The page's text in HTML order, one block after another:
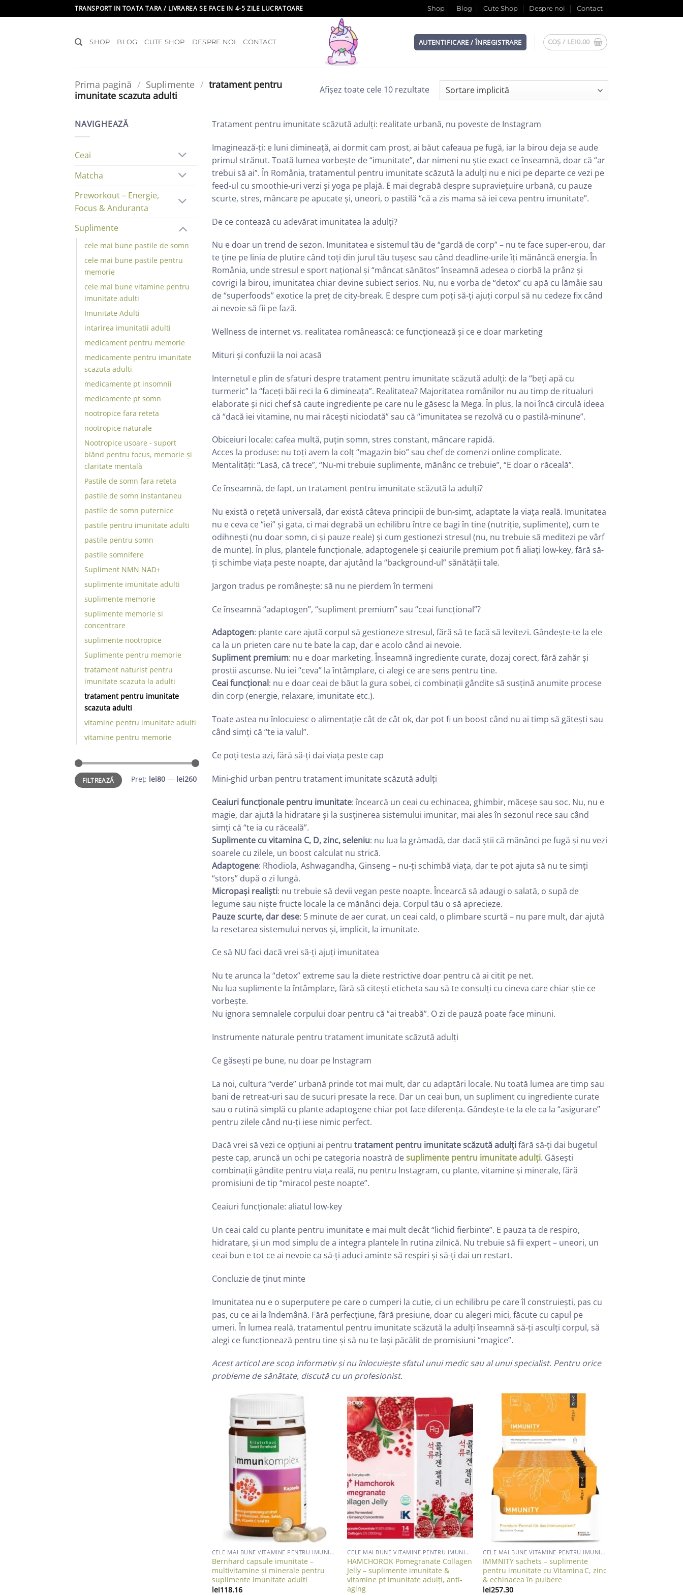
to
TRANSPORT IN TOATA TARA / LIVRAREA SE FACE IN 4-5 ZILE LUCRATOARE Shop Blog Cute Shop Despre noi Contact
SHOP BLOG CUTE SHOP DESPRE NOI CONTACT AUTENTIFICARE / ÎNREGISTRARE COȘ / LEI0.00
Prima pagină / Suplimente / tratament pentru
imunitate scazuta adulti
Afișez toate cele 10 rezultate
NAVIGHEAZĂ
Ceai
Matcha
Preworkout – Energie,
Focus & Anduranta
Suplimente
cele mai bune pastile de somn
cele mai bune pastile pentru
memorie
cele mai bune vitamine pentru
imunitate adulti
Imunitate Adulti
intarirea imunitatii adulti
medicament pentru memorie
medicamente pentru imunitate
scazuta adulti
medicamente pt insomnii
medicamente pt somn
nootropice fara reteta
nootropice naturale
Nootropice usoare - suport
blând pentru focus, memorie și
claritate mentală
Pastile de somn fara reteta
pastile de somn instantaneu
pastile de somn puternice
pastile pentru imunitate adulti
pastile pentru somn
pastile somnifere
Supliment NMN NAD+
suplimente imunitate adulti
suplimente memorie
suplimente memorie si
concentrare
suplimente nootropice
Suplimente pentru memorie
tratament naturist pentru
imunitate scazuta la adulti
tratament pentru imunitate
scazuta adulti
vitamine pentru imunitate adulti
vitamine pentru memorie
Preț
minim
Preț
maxim
FILTREAZĂ Preț: lei80 — lei260
Tratament pentru imunitate scăzută adulți: realitate urbană, nu poveste de Instagram
Imaginează-ți: e luni dimineață, ai dormit cam prost, ai băut cafeaua pe fugă, iar la birou deja se aude
primul strănut. Toată lumea vorbește de “imunitate”, dar nimeni nu știe exact ce înseamnă, doar că “ar
trebui să ai”. În România, tratamentul pentru imunitate scăzută la adulți nu e nici pe departe ce vezi pe
feed-ul cu smoothie-uri verzi și yoga pe plajă. E mai degrabă despre supraviețuire urbană, cu pauze
scurte, stres, mâncare pe apucate și, uneori, o pastilă “că a zis mama să iei ceva pentru imunitate”.
De ce contează cu adevărat imunitatea la adulți?
Nu e doar un trend de sezon. Imunitatea e sistemul tău de “gardă de corp” – nu te face super-erou, dar
te ține pe linia de plutire când toți din jurul tău tușesc sau când deadline-urile îți mănâncă energia. În
România, unde stresul e sport național și “mâncat sănătos” înseamnă adesea o ciorbă la prânz și
covrigi la birou, imunitatea chiar devine subiect serios. Nu, nu e vorba de “detox” cu apă cu lămâie sau
de “superfoods” exotice la preț de city-break. E despre cum poți să-ți ajuți corpul să nu cedeze fix când
ai nevoie să fii pe fază.
Wellness de internet vs. realitatea românească: ce funcționează și ce e doar marketing
Mituri și confuzii la noi acasă
Internetul e plin de sfaturi despre tratament pentru imunitate scăzută adulți: de la “beți apă cu
turmeric” la “faceți băi reci la 6 dimineața”. Realitatea? Majoritatea românilor nu au timp de ritualuri
elaborate și nici chef să caute ingrediente pe care nu le găsesc la Mega. În plus, la noi încă circulă ideea
că “dacă iei vitamine, nu mai răcești niciodată” sau că “imunitatea se rezolvă cu o pastilă-minune”.
Obiceiuri locale: cafea multă, puțin somn, stres constant, mâncare rapidă.
Acces la produse: nu toți avem la colț “magazin bio” sau chef de comenzi online complicate.
Mentalități: “Lasă, că trece”, “Nu-mi trebuie suplimente, mănânc ce trebuie”, “E doar o răceală”.
Ce înseamnă, de fapt, un tratament pentru imunitate scăzută la adulți?
Nu există o rețetă universală, dar există câteva principii de bun-simț, adaptate la viața reală. Imunitatea
nu e ceva ce “iei” și gata, ci mai degrabă un echilibru între ce bagi în tine (nutriție, suplimente), cum te
odihnești (nu doar somn, ci și pauze reale) și cum gestionezi stresul (nu, nu trebuie să meditezi pe vârf
de munte). În plus, plantele funcționale, adaptogenele și ceaiurile premium pot fi aliați low-key, fără să-
ți schimbe viața peste noapte, dar ajutând la “background-ul” sănătății tale.
Jargon tradus pe românește: să nu ne pierdem în termeni
Ce înseamnă “adaptogen”, “supliment premium” sau “ceai funcțional”?
Adaptogen: plante care ajută corpul să gestioneze stresul, fără să te facă să levitezi. Gândește-te la ele
ca la un prieten care nu te bate la cap, dar e acolo când ai nevoie.
Supliment premium: nu e doar marketing. Înseamnă ingrediente curate, dozaj corect, fără zahăr și
prostii ascunse. Nu iei “ceva” la întâmplare, ci alegi ce are sens pentru tine.
Ceai funcțional: nu e doar ceai de băut la gura sobei, ci combinații gândite să susțină anumite procese
din corp (energie, relaxare, imunitate etc.).
Toate astea nu înlocuiesc o alimentație cât de cât ok, dar pot fi un boost când nu ai timp să gătești sau
când simți că “te ia valul”.
Ce poți testa azi, fără să-ți dai viața peste cap
Mini-ghid urban pentru tratament imunitate scăzută adulți
Ceaiuri funcționale pentru imunitate: încearcă un ceai cu echinacea, ghimbir, măceșe sau soc. Nu, nu e
magie, dar ajută la hidratare și la susținerea sistemului imunitar, mai ales în sezonul rece sau când
simți că “te ia cu răceală”.
Suplimente cu vitamina C, D, zinc, seleniu: nu lua la grămadă, dar dacă știi că mănânci pe fugă și nu vezi
soarele cu zilele, un boost calculat nu strică.
Adaptogene: Rhodiola, Ashwagandha, Ginseng – nu-ți schimbă viața, dar te pot ajuta să nu te simți
“stors” după o zi lungă.
Micropași realiști: nu trebuie să devii vegan peste noapte. Încearcă să adaugi o salată, o supă de
legume sau niște fructe locale la ce mănânci deja. Corpul tău o să aprecieze.
Pauze scurte, dar dese: 5 minute de aer curat, un ceai cald, o plimbare scurtă – nu pare mult, dar ajută
la resetarea sistemului nervos și, implicit, la imunitate.
Ce să NU faci dacă vrei să-ți ajuți imunitatea
Nu te arunca la “detox” extreme sau la diete restrictive doar pentru că ai citit pe net.
Nu lua suplimente la întâmplare, fără să citești eticheta sau să te consulți cu cineva care chiar știe ce
vorbește.
Nu ignora semnalele corpului doar pentru că “ai treabă”. O zi de pauză poate face minuni.
Instrumente naturale pentru tratament imunitate scăzută adulți
Ce găsești pe bune, nu doar pe Instagram
La noi, cultura “verde” urbană prinde tot mai mult, dar cu adaptări locale. Nu toată lumea are timp sau
bani de retreat-uri sau de sucuri presate la rece. Dar un ceai bun, un supliment cu ingrediente curate
sau o rutină simplă cu plante adaptogene chiar pot face diferența. Gândește-te la ele ca la “asigurare”
pentru zilele când nu-ți iese nimic perfect.
Dacă vrei să vezi ce opțiuni ai pentru tratament pentru imunitate scăzută adulțifără să-ți dai bugetul
peste cap, aruncă un ochi pe categoria noastră desuplimente pentru imunitate adulți. Găsești
combinații gândite pentru viața reală, nu pentru Instagram, cu plante, vitamine și minerale, fără
promisiuni de tip “miracol peste noapte”.
Ceaiuri funcționale: aliatul low-key
Un ceai cald cu plante pentru imunitate e mai mult decât “lichid fierbinte”. E pauza ta de respiro,
hidratare, și un mod simplu de a integra plantele în rutina zilnică. Nu trebuie să fii expert – uneori, un
ceai bun e tot ce ai nevoie ca să-ți aduci aminte să respiri și să-ți dai un restart.
Concluzie de ținut minte
Imunitatea nu e o superputere pe care o cumperi la cutie, ci un echilibru pe care îl construiești, pas cu
pas, cu ce ai la îndemână. Fără perfecțiune, fără presiune, doar cu alegeri mici, făcute cu capul pe
umeri. În lumea reală, tratamentul pentru imunitate scăzută la adulți înseamnă să-ți asculți corpul, să
alegi ce funcționează pentru tine și să nu te lași păcălit de promisiuni “magice”.
Acest articol are scop informativ și nu înlocuiește sfatul unui medic sau al unui specialist. Pentru orice
probleme de sănătate, discută cu un profesionist.
Add to wishlist
CELE MAI BUNE VITAMINE PENTRU IMUNITATE ADULTI
Bernhard capsule imunitate –
multivitamine și minerale pentru
suplimente imunitate adulti
lei118.16
Add to wishlist
CELE MAI BUNE VITAMINE PENTRU IMUNITATE ADULTI
HAMCHOROK Pomegranate Collagen
Jelly – suplimente imunitate &
vitamine pt imunitate adulți, anti-
aging
Add to wishlist
CELE MAI BUNE VITAMINE PENTRU IMUNITATE ADULTI
IMMNITY sachets – suplimente
pentru imunitate cu Vitamina C, zinc
& echinacea în pulbere
lei257.30